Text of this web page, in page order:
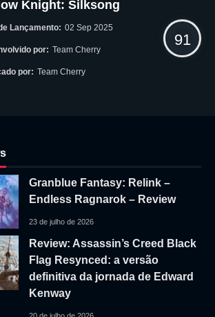
Knight: Silksong
Lançamento: 02 Sep 2025
por: Team Cherry
por: Team Cherry
91
Granblue Fantasy: Relink –
Endless Ragnarok – Review
23 de julho de 2026
Review: Assassin’s Creed Black
Flag Resynced: a versão
definitiva da jornada de Edward
Kenway